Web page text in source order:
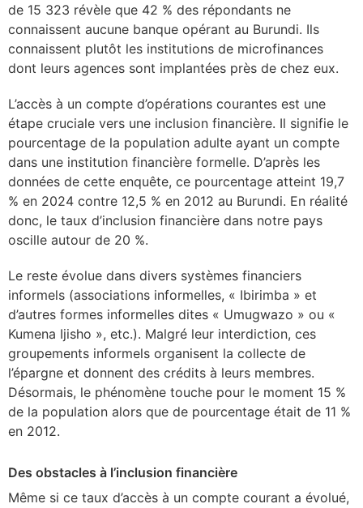
de 15 323 révèle que 42 % des répondants ne
connaissent aucune banque opérant au Burundi. Ils
connaissent plutôt les institutions de microfinances
dont leurs agences sont implantées près de chez eux.
L’accès à un compte d’opérations courantes est une
étape cruciale vers une inclusion financière. Il signifie le
pourcentage de la population adulte ayant un compte
dans une institution financière formelle. D’après les
données de cette enquête, ce pourcentage atteint 19,7
% en 2024 contre 12,5 % en 2012 au Burundi. En réalité
donc, le taux d’inclusion financière dans notre pays
oscille autour de 20 %.
Le reste évolue dans divers systèmes financiers
informels (associations informelles, « Ibirimba » et
d’autres formes informelles dites « Umugwazo » ou «
Kumena Ijisho », etc.). Malgré leur interdiction, ces
groupements informels organisent la collecte de
l’épargne et donnent des crédits à leurs membres.
Désormais, le phénomène touche pour le moment 15 %
de la population alors que de pourcentage était de 11 %
en 2012.
Des obstacles à l’inclusion financière
Même si ce taux d’accès à un compte courant a évolué,